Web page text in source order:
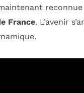
France. L’avenir